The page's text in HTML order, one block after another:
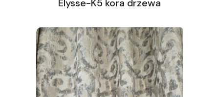
Elysse-K5 kora drzewa